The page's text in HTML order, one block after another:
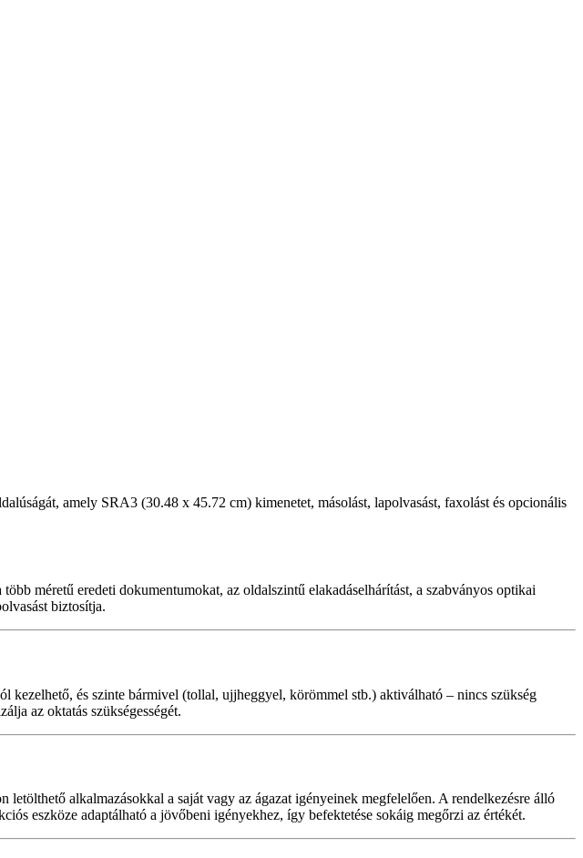
amely SRA3 (30.48 x 45.72 cm) kimenetet, másolást, lapolvasást, faxolást és opcionális
méretű eredeti dokumentumokat, az oldalszintű elakadáselhárítást, a szabványos optikai
biztosítja.
kezelhető, és szinte bármivel (tollal, ujjheggyel, körömmel stb.) aktiválható – nincs szükség
az oktatás szükségességét.
letölthető alkalmazásokkal a saját vagy az ágazat igényeinek megfelelően. A rendelkezésre álló
eszköze adaptálható a jövőbeni igényekhez, így befektetése sokáig megőrzi az értékét.